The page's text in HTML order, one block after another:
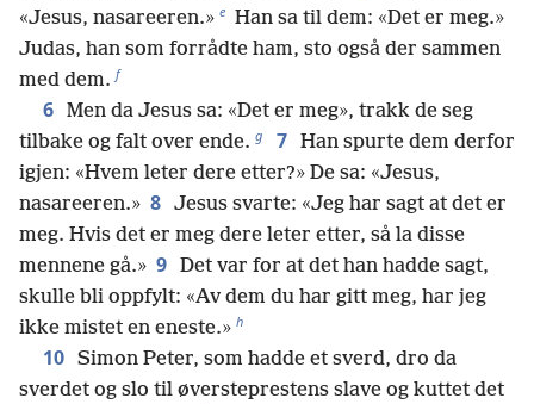
«Jesus, nasareeren.» e Han sa til dem: «Det er meg.»
Judas, han som forrådte ham, sto også der sammen
med dem. f
6 Men da Jesus sa: «Det er meg», trakk de seg
tilbake og falt over ende. g 7 Han spurte dem derfor
igjen: «Hvem leter dere etter?» De sa: «Jesus,
nasareeren.» 8 Jesus svarte: «Jeg har sagt at det er
meg. Hvis det er meg dere leter etter, så la disse
mennene gå.» 9 Det var for at det han hadde sagt,
skulle bli oppfylt: «Av dem du har gitt meg, har jeg
ikke mistet en eneste.» h
10 Simon Peter, som hadde et sverd, dro da
sverdet og slo til øversteprestens slave og kuttet det